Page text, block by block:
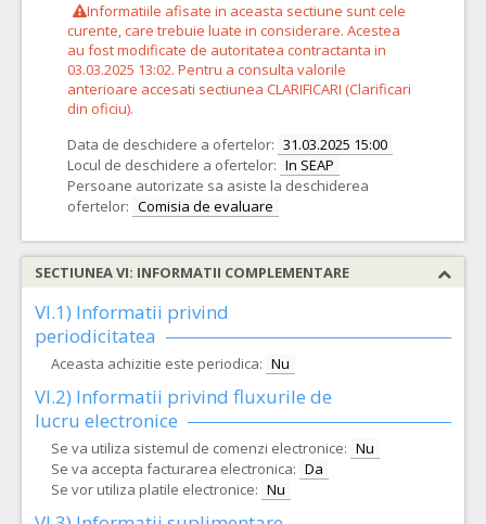
Informatiile afisate in aceasta sectiune sunt cele
curente, care trebuie luate in considerare. Acestea
au fost modificate de autoritatea contractanta in
03.03.2025 13:02. Pentru a consulta valorile
anterioare accesati sectiunea CLARIFICARI (Clarificari
din oficiu).
Data de deschidere a ofertelor: 31.03.2025 15:00
Locul de deschidere a ofertelor: In SEAP
Persoane autorizate sa asiste la deschiderea
ofertelor: Comisia de evaluare
SECTIUNEA VI: INFORMATII COMPLEMENTARE
VI.1) Informatii privind
periodicitatea
Aceasta achizitie este periodica: Nu
VI.2) Informatii privind fluxurile de
lucru electronice
Se va utiliza sistemul de comenzi electronice: Nu
Se va accepta facturarea electronica: Da
Se vor utiliza platile electronice: Nu